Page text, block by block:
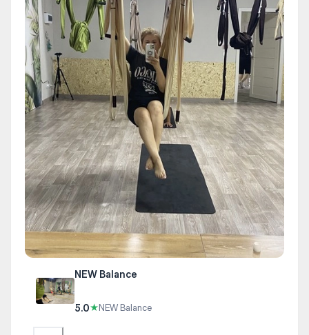
NEW Balance
5.0★NEW Balance